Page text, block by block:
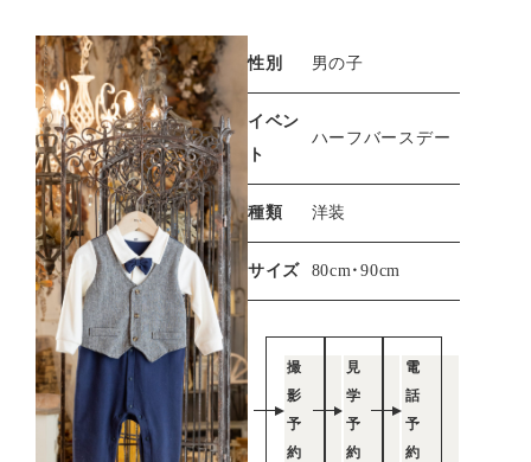
性別 男の子
イベン
ト
ハーフバースデー
種類 洋装
サイズ 80cm・90cm
撮
影
予
約
見
学
予
約
電
話
予
約